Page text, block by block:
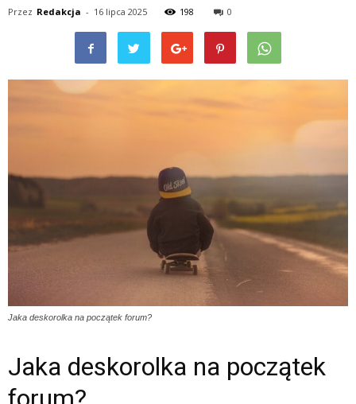
Przez Redakcja - 16 lipca 2025 198 0
Jaka deskorolka na początek forum?
Jaka deskorolka na początek